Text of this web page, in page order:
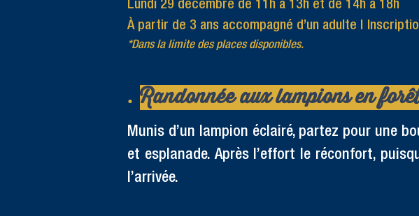
Lundi 29 décembre de 11h à 13h et de 14h à 18h
À partir de 3 ans accompagné d’un adulte |
*Dans la limite des places disponibles.
​. Randonnée aux lampions en
Munis d’un lampion éclairé, partez pour une
et esplanade. Après l’effort le réconfort,
l’arrivée.